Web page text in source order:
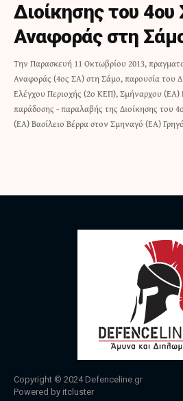
Διοίκησης του 4ου
Αναφοράς στη
Την Παρασκευή 11 Οκτωβρίου 2013,
Αναφοράς (4ος ΣΑ) στη Σάμο, παρουσία του
Ελέγχου Περιοχής (2ο ΚΕΠ), Σμήναρχου (ΕΑ)
παράδοσης - παραλαβής της Διοίκησης του
(ΕΑ) Βασίλειο Βέρρα στον Σμηναγό (ΕΑ)
Copyright © 2024 Defenceline.gr All
Powered by itcluster